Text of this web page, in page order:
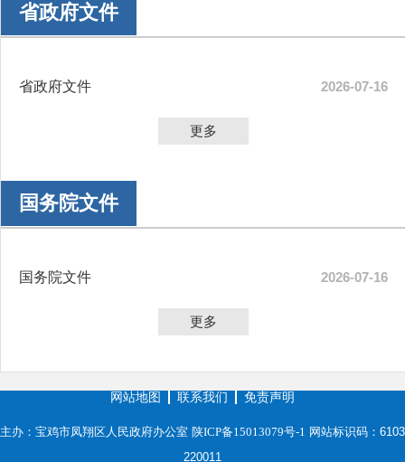
省政府文件
省政府文件 2026-07-16
更多
国务院文件
国务院文件 2026-07-16
更多
网站地图 联系我们 免责声明
主办：宝鸡市凤翔区人民政府办公室 陕ICP备15013079号-1 网站标识码：6103
220011